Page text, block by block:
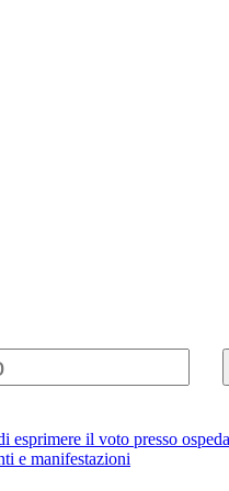
esprimere il voto presso
e manifestazioni